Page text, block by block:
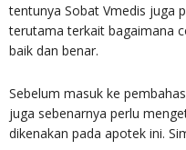
tentunya Sobat Vmedis juga
terutama terkait bagaimana
baik dan benar.
Sebelum masuk ke
juga sebenarnya perlu
dikenakan pada apotek ini.